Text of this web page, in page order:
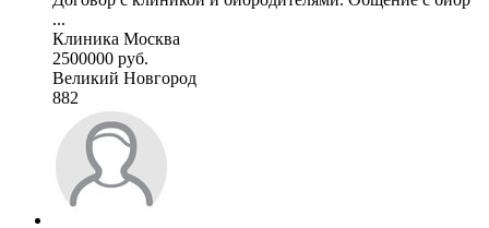
...
Клиника Москва
2500000 руб.
Великий Новгород
882